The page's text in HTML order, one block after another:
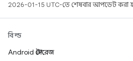
2026-01-15 UTC-তে শেষবার আপডেট করা
বিল্ড
Android স্টোরেজ